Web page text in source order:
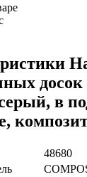
досок
в
48680